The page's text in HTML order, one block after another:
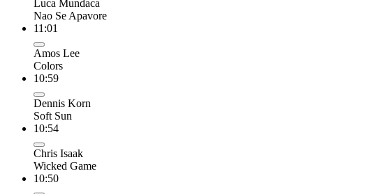
Luca Mundaca
Nao Se Apavore
11:01
Amos Lee
Colors
10:59
Dennis Korn
Soft Sun
10:54
Chris Isaak
Wicked Game
10:50